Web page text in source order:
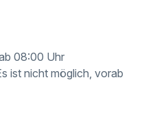
08:00 Uhr
ist nicht möglich, vorab